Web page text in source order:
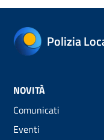
Polizia
NOVITÀ
Comunicati
Eventi